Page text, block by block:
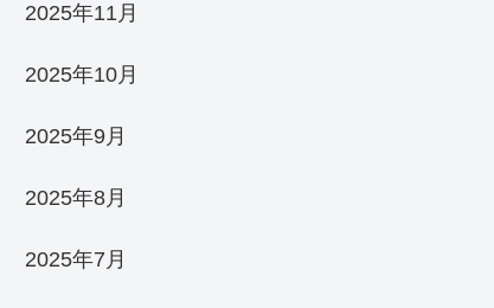
2025年11月
2025年10月
2025年9月
2025年8月
2025年7月